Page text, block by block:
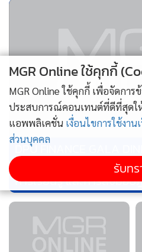
DPU FINANCE GALA
นักศึกษาการเงินรุ่นใหม่ ผ่
การเรียนรู้ และการลงมือ
MGR Online ใช้คุกกี้
MGR Online ใช้คุกกี้ เพื่อจัดกา
ประสบการณ์คอนเทนต์ที่ดีที่สุดใ
แอพพลิเคชั่น เงื่อนไขการใช้งาน
ส่วนบุคคล
รับท